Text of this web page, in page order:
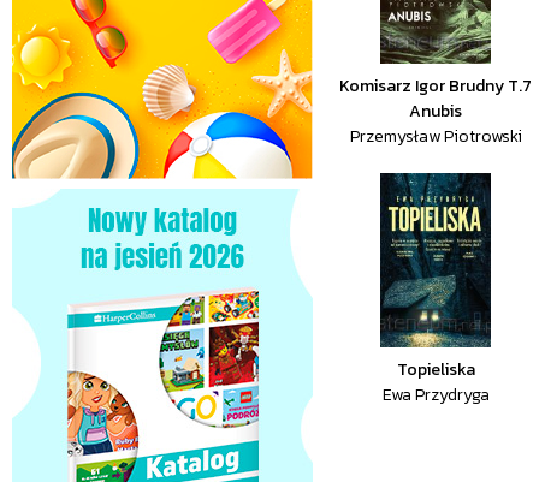
Komisarz Igor Brudny T.7
Anubis
Przemysław Piotrowski
Topieliska
Ewa Przydryga